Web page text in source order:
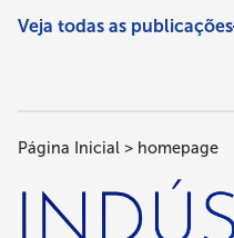
Veja todas as publicações
Trilha
de
Página Inicial homepage